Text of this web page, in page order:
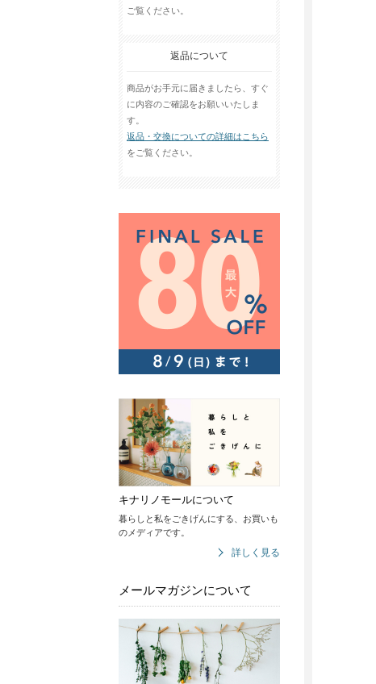
ご覧ください。
返品について
商品がお手元に届きましたら、すぐ
に内容のご確認をお願いいたしま
す。
返品・交換についての詳細はこちら
をご覧ください。
キナリノモールについて
暮らしと私をごきげんにする、お買いも
のメディアです。
詳しく見る
メールマガジンについて